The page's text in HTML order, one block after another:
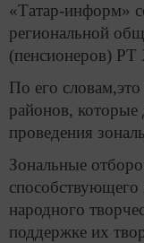
«Татар-информ»
региональной
(пенсионеров)
По его словам,это
районов, которые
проведения
Зональные
способствующего
народного
поддержке их